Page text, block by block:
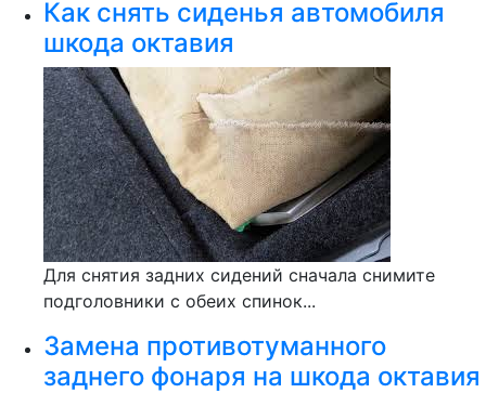
Как снять сиденья автомобиля
шкода октавия
Для снятия задних сидений сначала снимите
подголовники с обеих спинок...
Замена противотуманного
заднего фонаря на шкода октавия